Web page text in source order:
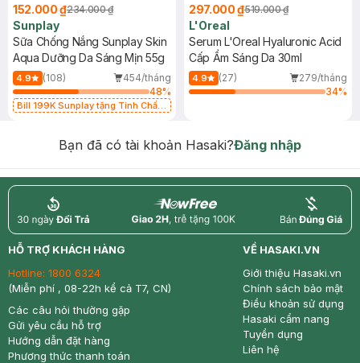
152.000 ₫234.000 ₫
Sunplay
Sữa Chống Nắng Sunplay Skin
Aqua Dưỡng Da Sáng Mịn 55g
4.9 (108)
454/tháng
48%
Bill 199K Sunplay tặng Tinh Chất
297.000 ₫519.000 ₫
L'Oreal
Serum L'Oreal Hyaluronic Acid
Cấp Ẩm Sáng Da 30ml
4.9 (27)
279/tháng
34%
Bạn đã có tài khoản Hasaki?Đăng nhập
return nowfree price
HỖ TRỢ KHÁCH HÀNG
Hotline: 1800 6324
(Miễn phí , 08-22h kể cả T7, CN)
Các câu hỏi thường gặp
Gửi yêu cầu hỗ trợ
Hướng dẫn đặt hàng
Phương thức thanh toán
VỀ HASAKI.VN
Giới thiệu Hasaki.vn
Chính sách bảo mật
Điều khoản sử dụng
Hasaki cẩm nang
Tuyển dụng
Liên hệ